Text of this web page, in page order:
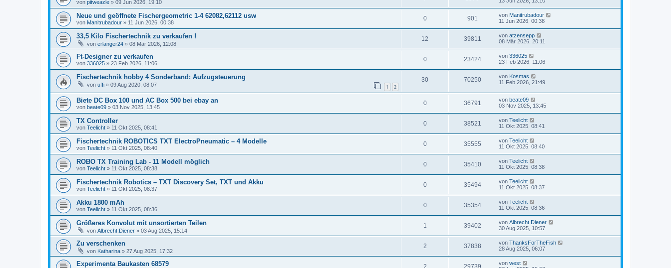
von pitweazle » 09 Jun 2026, 19:10
Neue und geöffnete Fischergeometric 1-4 62082,62112 usw
von Manitrubadour » 11 Jun 2026, 00:38
0 901 von Manitrubadour
11 Jun 2026, 00:38
33,5 Kilo Fischertechnik zu verkaufen !
von erlanger24 » 08 Mär 2026, 12:08
12 39811 von atzensepp
08 Mär 2026, 20:11
Ft-Designer zu verkaufen
von 336025 » 23 Feb 2026, 11:06
0 23424 von 336025
23 Feb 2026, 11:06
Fischertechnik hobby 4 Sonderband: Aufzugsteuerung
von uffi » 09 Aug 2020, 08:07 1 2
30 70250 von Kosmas
11 Feb 2026, 21:49
Biete DC Box 100 und AC Box 500 bei ebay an
von beate09 » 03 Nov 2025, 13:45
0 36791 von beate09
03 Nov 2025, 13:45
TX Controller
von Teelicht » 11 Okt 2025, 08:41
0 38521 von Teelicht
11 Okt 2025, 08:41
Fischertechnik ROBOTICS TXT ElectroPneumatic – 4 Modelle
von Teelicht » 11 Okt 2025, 08:40
0 35555 von Teelicht
11 Okt 2025, 08:40
ROBO TX Training Lab - 11 Modell möglich
von Teelicht » 11 Okt 2025, 08:38
0 35410 von Teelicht
11 Okt 2025, 08:38
Fischertechnik Robotics – TXT Discovery Set, TXT und Akku
von Teelicht » 11 Okt 2025, 08:37
0 35494 von Teelicht
11 Okt 2025, 08:37
Akku 1800 mAh
von Teelicht » 11 Okt 2025, 08:36
0 35354 von Teelicht
11 Okt 2025, 08:36
Größeres Konvolut mit unsortierten Teilen
von Albrecht.Diener » 03 Aug 2025, 15:14
1 39402 von Albrecht.Diener
30 Aug 2025, 10:57
Zu verschenken
von Katharina » 27 Aug 2025, 17:32
2 37838 von ThanksForTheFish
28 Aug 2025, 06:07
Experimenta Baukasten 68579 2 29739 von west